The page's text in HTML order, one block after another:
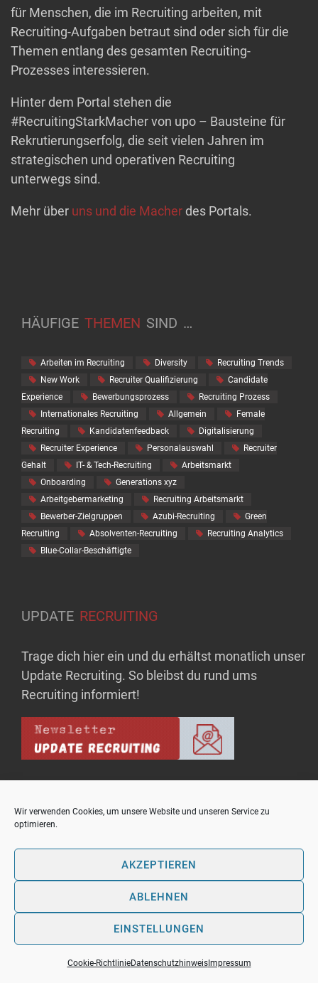
Wir verwenden Cookies, um unsere Website und unseren Service zu
optimieren.
AKZEPTIEREN
ABLEHNEN
EINSTELLUNGEN
Cookie-RichtlinieDatenschutzhinweisImpressum
für Menschen, die im Recruiting arbeiten, mit
Recruiting-Aufgaben betraut sind oder sich für die
Themen entlang des gesamten Recruiting-
Prozesses interessieren.
Hinter dem Portal stehen die
#RecruitingStarkMacher von upo – Bausteine für
Rekrutierungserfolg, die seit vielen Jahren im
strategischen und operativen Recruiting
unterwegs sind.
Mehr über uns und die Macherdes Portals.
HÄUFIGE THEMEN SIND …
Arbeiten im Recruiting Diversity
Recruiting Trends
New Work
Recruiter Qualifizierung
Candidate
Experience
Bewerbungsprozess
Recruiting Prozess
Internationales Recruiting
Allgemein
Female
Recruiting
Kandidatenfeedback
Digitalisierung
Recruiter Experience
Personalauswahl
Recruiter
Gehalt
IT- & Tech-Recruiting
Arbeitsmarkt
Onboarding
Generations xyz
Arbeitgebermarketing
Recruiting Arbeitsmarkt
Bewerber-Zielgruppen
Azubi-Recruiting
Green
Recruiting
Absolventen-Recruiting
Recruiting Analytics
Blue-Collar-Beschäftigte
UPDATE RECRUITING
Trage dich hier ein und du erhältst monatlich unser
Update Recruiting. So bleibst du rund ums
Recruiting informiert!
Copyright © upo - Bausteine für Rekrutierungserfolg
Theme: OnlineMag byeVisionThemes
Kontakt Mediadaten
Datenschutzhinweis
Cookie-Richtlinie (EU)
AGB